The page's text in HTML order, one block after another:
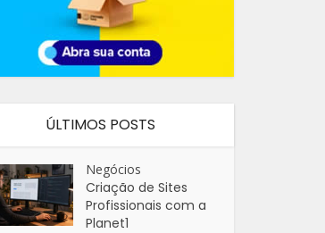
ÚLTIMOS POSTS
Negócios
Criação de Sites
Profissionais com a
Planet1